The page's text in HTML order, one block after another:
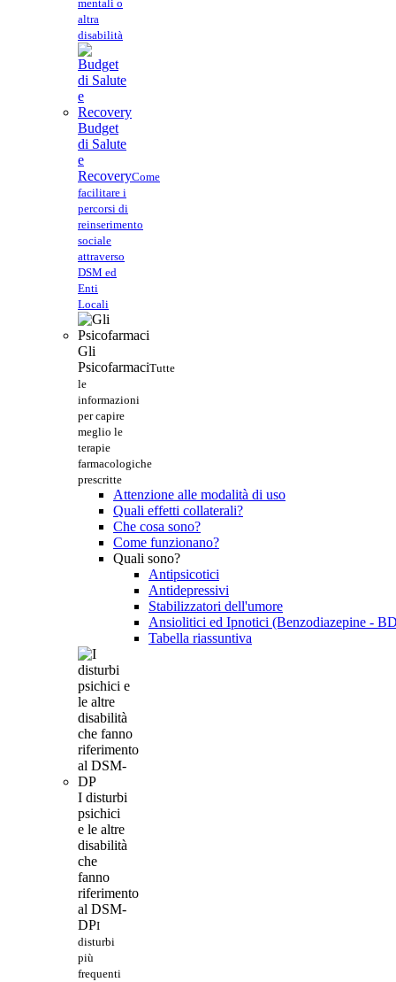
mentali o
altra
disabilità
Budget
di Salute
e
RecoveryCome
facilitare i
percorsi di
reinserimento
sociale
attraverso
DSM ed
Enti
Locali
Gli
PsicofarmaciTutte
le
informazioni
per capire
meglio le
terapie
farmacologiche
prescritte
Attenzione alle modalità di uso
Quali effetti collaterali?
Che cosa sono?
Come funzionano?
Quali sono?
Antipsicotici
Antidepressivi
Stabilizzatori dell'umore
Ansiolitici ed Ipnotici (Benzodiazepine -
Tabella riassuntiva
I disturbi
psichici
e le altre
disabilità
che
fanno
riferimento
al DSM-
DPI
disturbi
più
frequenti